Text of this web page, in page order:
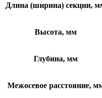
Длина (ширина) секции,
Высота, мм
Глубина, мм
Межосевое расстояние,